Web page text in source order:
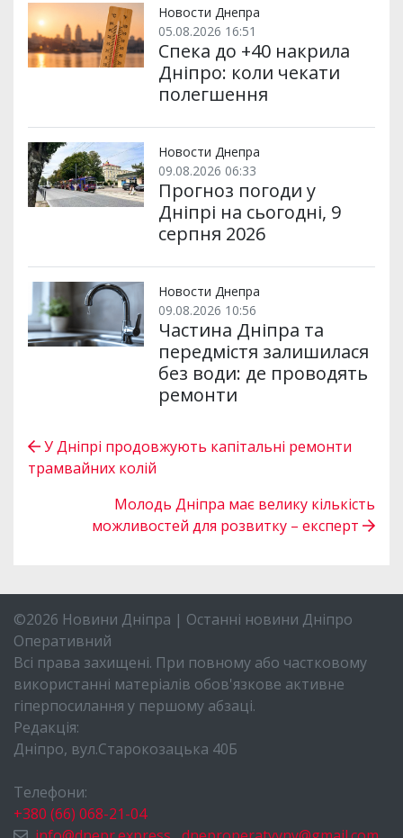
Новости Днепра
05.08.2026 16:51
Спека до +40 накрила
Дніпро: коли чекати
полегшення
Новости Днепра
09.08.2026 06:33
Прогноз погоди у
Дніпрі на сьогодні, 9
серпня 2026
Новости Днепра
09.08.2026 10:56
Частина Дніпра та
передмістя залишилася
без води: де проводять
ремонти
У Дніпрі продовжують капітальні ремонти
трамвайних колій
Молодь Дніпра має велику кількість
можливостей для розвитку – експерт
©2026 Новини Дніпра | Останні новини Дніпро
Оперативний
Всі права захищені. При повному або частковому
використанні матеріалів обов'язкове активне
гіперпосилання у першому абзаці.
Редакція:
Дніпро, вул.Старокозацька 40Б
Телефони:
+380 (66) 068-21-04